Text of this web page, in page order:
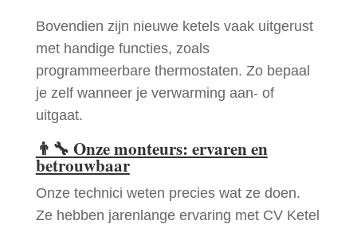
Bovendien zijn nieuwe ketels vaak uitgerust
met handige functies, zoals
programmeerbare thermostaten. Zo bepaal
je zelf wanneer je verwarming aan- of
uitgaat.
👨‍🔧 Onze monteurs: ervaren en
betrouwbaar
Onze technici weten precies wat ze doen.
Ze hebben jarenlange ervaring met CV Ketel